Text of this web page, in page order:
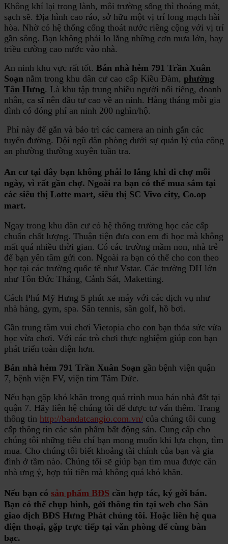
Không khí lại trong lành, môi trường sống thì thoáng mát,
sạch sẽ. Địa hình cao ráo, sở hữu một vị trí long mạch hài
hòa. Nhờ có hệ thống cống thoát nước riêng cộng với vị trí
gần sông. Bạn không phải lo lắng những cơn mưa lớn, hay
triều cường cao nước vào nhà.
An ninh khu vực rất tốt. Bán nhà hẻm 791 Trần Xuân
Soạn nằm trong khu dân cư cao cấp Kiều Đàm, phường
Tân Hưng. Là khu tập trung nhiều người nổi tiếng, doanh
nhân, ca sĩ nên đầu tư cao về an ninh. Hàng tháng mỗi gia
đình có đóng phí an ninh 200 nghìn/hộ.
Phí này để gắn và bảo trì các camera an ninh gắn các
tuyến đường. Đội ngũ dân phòng dưới sự quản lý của công
an phường thường xuyên tuần tra.
An cư tại đây bạn không phải lo lắng khi đi chợ mỗi
ngày, vì rất gần chợ. Ngoài ra bạn có thể mua sắm tại
các siêu thị Lotte mart, siêu thị SC Vivo city, Co.op
mart.
Ngay trong khu dân cư có hệ thống trường học các cấp
chuẩn chất lượng. Thuận tiện đưa con em đi học mà không
mất quá nhiều thời gian. Có các trường mầm non, nhà trẻ
để bạn yên tâm gửi con. Ngoài ra bạn có thể cho con theo
học tại các trường quốc tế như Vstar. Các trường ĐH lớn
như Tôn Đức Thắng, Cảnh Sát, Maketting.
Cách Phú Mỹ Hưng 5 phút xe máy với các dịch vụ như
nhà hàng, gym, spa. Sân tennis, sân golf, hồ bơi.
Gần trung tâm vui chơi Vietopia cho con bạn thỏa sức vừa
học vừa chơi. Với các trò chơi thực nghiệm giúp con bạn
phát triển toàn diện hơn.
Bán nhà hẻm 791 Trần Xuân Soạn gần bệnh viện quận
7, bệnh viện FV, viện tim Tâm Đức.
Nếu bạn gặp khó khăn trong quá trình mua bán nhà đất tại
quận 7. Hãy liên hệ chúng tôi để được tư vấn thêm. Trang
thông tin http://bandatcangio.com.vn/ của chúng tôi cung
cấp thông tin các sản phẩm bất động sản. Cung cấp cho
chúng tôi những tiêu chí bạn mong muốn khi lựa chọn, tìm
mua. Cho chúng tôi biết khoảng tài chính của bạn và gia
đình ở tầm nào. Chúng tối sẽ giúp bạn tìm mua được căn
nhà ưng ý, hợp túi tiền mà không quá khó khăn.
Nếu bạn có sản phẩm BĐS cần hợp tác, ký gởi bán.
Bạn có thể chụp hình, gởi thông tin tại web cho Sàn
giao dịch BĐS Hưng Phát chúng tôi. Hoặc liên hệ qua
điện thoại, gặp trực tiếp tại văn phòng để cùng bàn
bạc.